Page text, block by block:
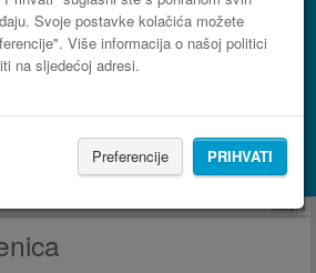
Svoje postavke kolačića možete
Više informacija o našoj politici
na sljedećoj adresi.
Preferencije PRIHVATI
s Booking.com
Reklama